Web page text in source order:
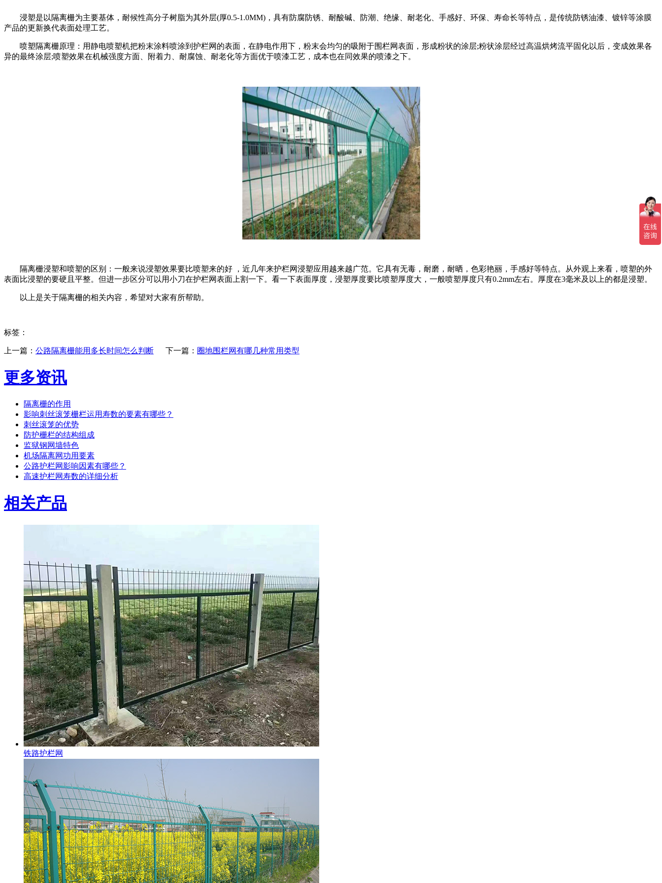
浸塑是以隔离栅为主要基体，耐候性高分子树脂为其外层(厚0.5-1.0MM)，具有防腐防锈、耐酸碱、防潮、绝缘、耐老化、手感好、环保、寿命长等特点，是传统防锈油漆、镀锌等涂膜
产品的更新换代表面处理工艺。
喷塑隔离栅原理：用静电喷塑机把粉末涂料喷涂到护栏网的表面，在静电作用下，粉末会均匀的吸附于围栏网表面，形成粉状的涂层;粉状涂层经过高温烘烤流平固化以后，变成效果各
异的最终涂层;喷塑效果在机械强度方面、附着力、耐腐蚀、耐老化等方面优于喷漆工艺，成本也在同效果的喷漆之下。
隔离栅浸塑和喷塑的区别：一般来说浸塑效果要比喷塑来的好 ，近几年来护栏网浸塑应用越来越广范。它具有无毒，耐磨，耐晒，色彩艳丽，手感好等特点。从外观上来看，喷塑的外
表面比浸塑的要硬且平整。但进一步区分可以用小刀在护栏网表面上割一下。看一下表面厚度，浸塑厚度要比喷塑厚度大，一般喷塑厚度只有0.2mm左右。厚度在3毫米及以上的都是浸塑。
以上是关于隔离栅的相关内容，希望对大家有所帮助。
标签：
上一篇： 公路隔离栅能用多长时间怎么判断 下一篇： 圈地围栏网有哪几种常用类型
更多资讯
隔离栅的作用
影响刺丝滚笼栅栏运用寿数的要素有哪些？
刺丝滚笼的优势
防护栅栏的结构组成
监狱钢网墙特色
机场隔离网功用要素
公路护栏网影响因素有哪些？
高速护栏网寿数的详细分析
相关产品
铁路护栏网